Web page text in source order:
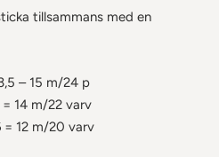
tillsammans med en
– 15 m/24 p
14 m/22 varv
= 12 m/20 varv